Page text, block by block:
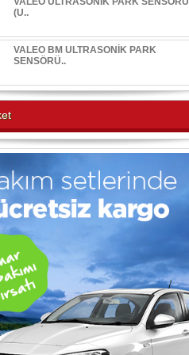
(U..
VALEO BM ULTRASONİK PARK
SENSÖRÜ..